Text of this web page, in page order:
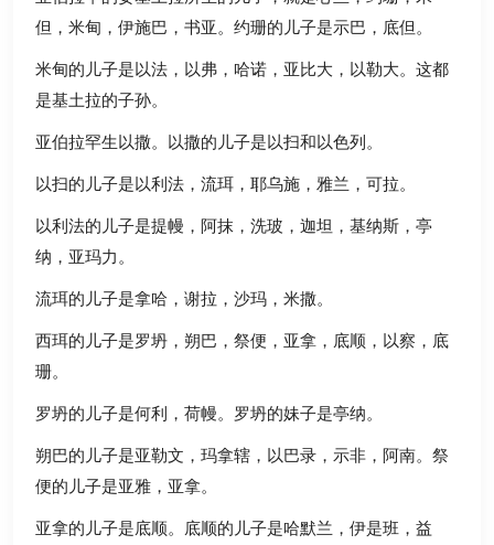
但，米甸，伊施巴，书亚。约珊的儿子是示巴，底但。
米甸的儿子是以法，以弗，哈诺，亚比大，以勒大。这都
是基土拉的子孙。
亚伯拉罕生以撒。以撒的儿子是以扫和以色列。
以扫的儿子是以利法，流珥，耶乌施，雅兰，可拉。
以利法的儿子是提幔，阿抹，洗玻，迦坦，基纳斯，亭
纳，亚玛力。
流珥的儿子是拿哈，谢拉，沙玛，米撒。
西珥的儿子是罗坍，朔巴，祭便，亚拿，底顺，以察，底
珊。
罗坍的儿子是何利，荷幔。罗坍的妹子是亭纳。
朔巴的儿子是亚勒文，玛拿辖，以巴录，示非，阿南。祭
便的儿子是亚雅，亚拿。
亚拿的儿子是底顺。底顺的儿子是哈默兰，伊是班，益